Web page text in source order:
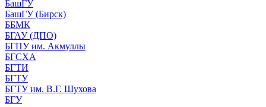
БашГУ
БашГУ (Бирск)
ББМК
БГАУ (ДПО)
БГПУ им. Акмуллы
БГСХА
БГТИ
БГТУ
БГТУ им. В.Г. Шухова
БГУ